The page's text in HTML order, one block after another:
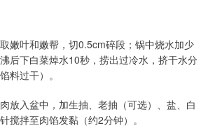
嫩叶和嫩帮，切0.5cm碎段；锅中烧水加少
后下白菜焯水10秒，捞出过冷水，挤干水分
料过干）。
放入盆中，加生抽、老抽（可选）、盐、白
搅拌至肉馅发黏（约2分钟）。